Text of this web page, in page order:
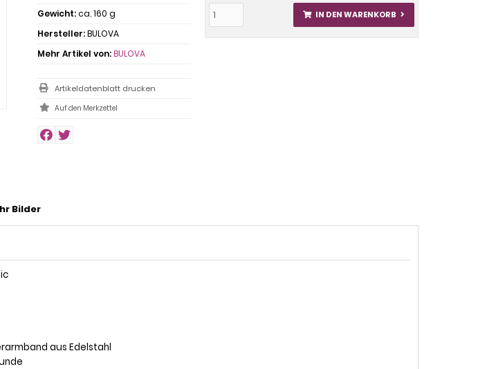
IN DEN WARENKORB
Gewicht:ca. 160 g
Hersteller:BULOVA
Mehr Artikel von:BULOVA
Artikeldatenblatt drucken
Bilder
aus Edelstahl